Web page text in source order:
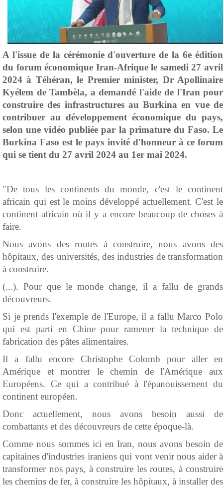
A l'issue de la cérémonie d'ouverture de la 6e édition
du forum économique Iran-Afrique le samedi 27 avril
2024 à Téhéran, le Premier minister, Dr Apollinaire
Kyélem de Tambèla, a demandé l'aide de l'Iran pour
construire des infrastructures au Burkina en vue de
contribuer au développement économique du pays,
selon une vidéo publiée par la primature du Faso. Le
Burkina Faso est le pays invité d'honneur à ce forum
qui se tient du 27 avril 2024 au 1er mai 2024.
"De tous les continents du monde, c'est le continent
africain qui est le moins développé actuellement. C'est le
continent africain où il y a encore beaucoup de choses à
faire.
Nous avons des routes à construire, nous avons des
hôpitaux, des universités, des industries de transformation
à construire.
(...). Pour que le monde change, il a fallu de grands
découvreurs.
Si je prends l'exemple de l'Europe, il a fallu Marco Polo
qui est parti en Chine pour ramener la technique de
fabrication des pâtes alimentaires.
Il a fallu encore Christophe Colomb pour aller en
Amérique et montrer le chemin de l'Amérique aux
Européens. Ce qui a contribué à l'épanouissement du
continent européen.
Donc actuellement, nous avons besoin aussi de
combattants et des découvreurs de cette époque-là.
Comme nous sommes ici en Iran, nous avons besoin de
capitaines d'industries iraniens qui vont venir nous aider à
transformer nos pays, à construire les routes, à construire
les chemins de fer, à construire les hôpitaux, à installer des